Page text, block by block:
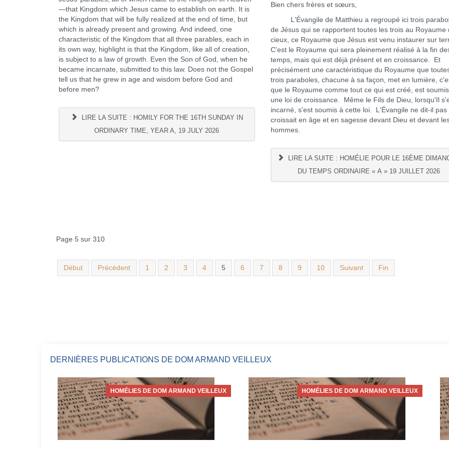
—that Kingdom which Jesus came to establish on earth. It is
the Kingdom that will be fully realized at the end of time, but
which is already present and growing. And indeed, one
characteristic of the Kingdom that all three parables, each in
its own way, highlight is that the Kingdom, like all of creation,
is subject to a law of growth. Even the Son of God, when he
became incarnate, submitted to this law. Does not the Gospel
tell us that he grew in age and wisdom before God and
before men?
LIRE LA SUITE : HOMILY FOR THE 16TH SUNDAY IN
ORDINARY TIME, YEAR A, 19 JULY 2026
Bien chers frères et sœurs,
L'Évangile de Matthieu a regroupé ici trois
de Jésus qui se rapportent toutes les trois au Royaume
cieux, ce Royaume que Jésus est venu instaurer sur
C'est le Royaume qui sera pleinement réalisé à la fin
temps, mais qui est déjà présent et en croissance. Et
précisément une caractéristique du Royaume que
trois paraboles, chacune à sa façon, met en lumière,
que le Royaume comme tout ce qui est créé, est
une loi de croissance. Même le Fils de Dieu, lorsqu'Il
incarné, s'est soumis à cette loi. L'Évangile ne dit-il pas
croissait en âge et en sagesse devant Dieu et devant
hommes.
LIRE LA SUITE : HOMÉLIE POUR LE 16ÈME
DU TEMPS ORDINAIRE « A » 19 JUILLET 2026
Page 5 sur 310
Début Précédent 1 2 3 4 5 6 7 8 9 10 Suivant Fin
DERNIÈRES PUBLICATIONS DE DOM ARMAND VEILLEUX
HOMÉLIES DE DOM ARMAND VEILLEUX HOMÉLIES DE DOM ARMAND VEILLEUX